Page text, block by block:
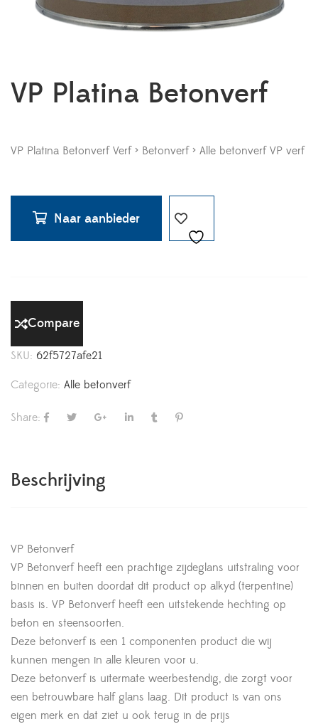
VP Platina Betonverf
VP Platina Betonverf Verf > Betonverf > Alle betonverf VP verf
Naar aanbieder
Compare
SKU: 62f5727afe21
Categorie: Alle betonverf
Share:
Beschrijving
VP Betonverf
VP Betonverf heeft een prachtige zijdeglans uitstraling voor
binnen en buiten doordat dit product op alkyd (terpentine)
basis is. VP Betonverf heeft een uitstekende hechting op
beton en steensoorten.
Deze betonverf is een 1 componenten product die wij
kunnen mengen in alle kleuren voor u.
Deze betonverf is uitermate weerbestendig, die zorgt voor
een betrouwbare half glans laag. Dit product is van ons
eigen merk en dat ziet u ook terug in de prijs